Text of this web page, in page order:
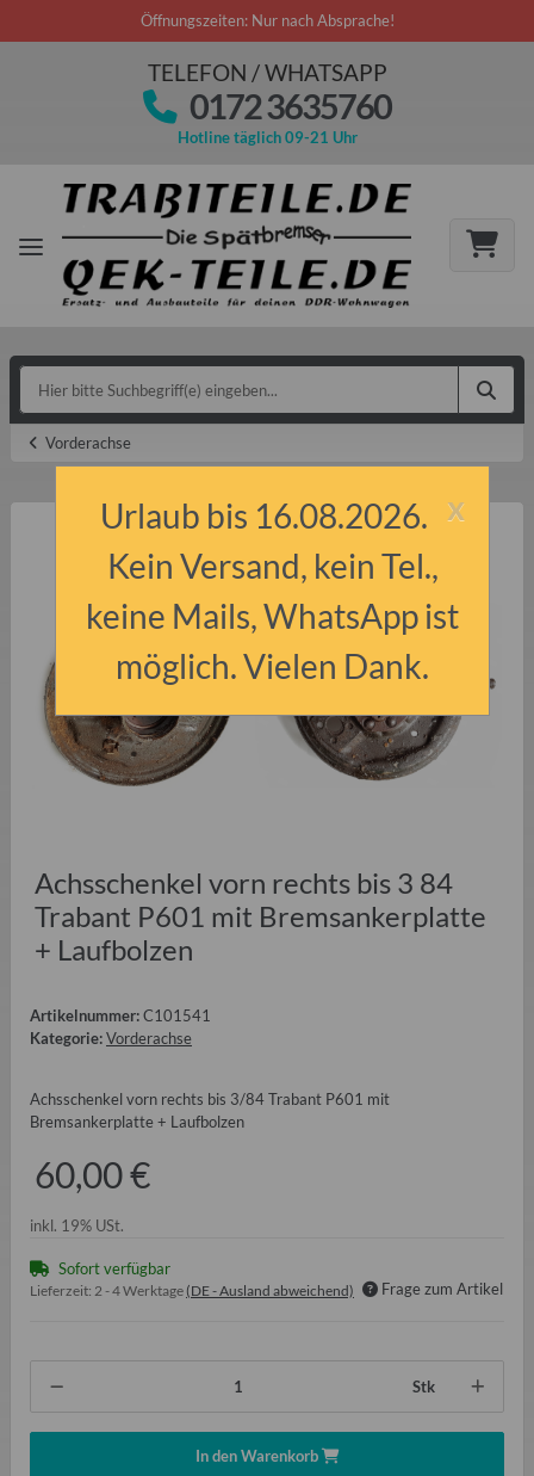
Öffnungszeiten: Nur nach Absprache!
TELEFON / WHATSAPP
0172 3635760
Hotline täglich 09-21 Uhr
Vorderachse
Achsschenkel vorn rechts bis 3 84
Trabant P601 mit Bremsankerplatte
+ Laufbolzen
Artikelnummer:C101541
Kategorie:Vorderachse
Achsschenkel vorn rechts bis 3/84 Trabant P601 mit
Bremsankerplatte + Laufbolzen
60,00 €
inkl. 19% USt.
Sofort verfügbar
Lieferzeit: 2 - 4 Werktage (DE - Ausland abweichend) Frage zum Artikel
Stk
In den Warenkorb
x
Urlaub bis 16.08.2026.
Kein Versand, kein Tel.,
keine Mails, WhatsApp ist
möglich. Vielen Dank.